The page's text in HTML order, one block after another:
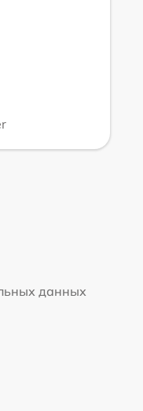
данных